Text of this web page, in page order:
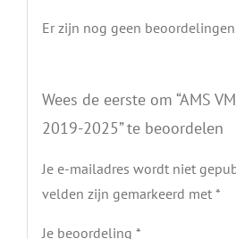
Er zijn nog geen
Wees de eerste om “AMS
2019-2025” te beoordelen
Je e-mailadres wordt niet
velden zijn gemarkeerd met *
Je beoordeling *